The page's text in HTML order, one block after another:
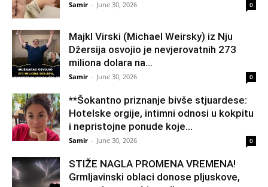
Samir - June 30, 2026 0
Majkl Virski (Michael Weirsky) iz Nju
Džersija osvojio je nevjerovatnih 273
miliona dolara na...
Samir - June 30, 2026 0
**Šokantno priznanje bivše stjuardese:
Hotelske orgije, intimni odnosi u kokpitu
i nepristojne ponude koje...
Samir - June 30, 2026 0
STIŽE NAGLA PROMENA VREMENA!
Grmljavinski oblaci donose pljuskove,